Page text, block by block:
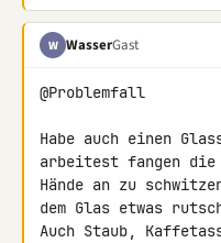
W WasserGast
@Problemfall
Habe auch einen
arbeitest fangen die
Hände an zu
dem Glas etwas
Auch Staub,